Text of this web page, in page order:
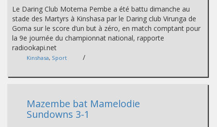
Le Daring Club Motema Pembe a été battu dimanche au
stade des Martyrs à Kinshasa par le Daring club Virunga de
Goma sur le score d’un but à zéro, en match comptant pour
la 9e journée du championnat national, rapporte
radiookapi.net
Kinshasa, Sport /
Mazembe bat Mamelodie
Sundowns 3-1